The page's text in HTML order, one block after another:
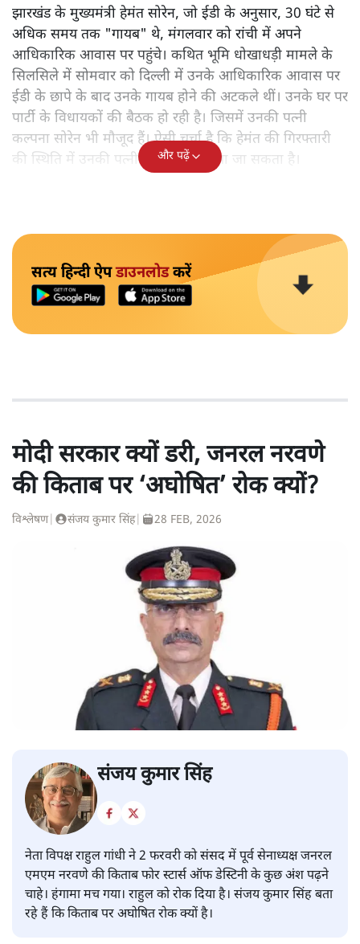
झारखंड के मुख्यमंत्री हेमंत सोरेन, जो ईडी के अनुसार, 30 घंटे से
अधिक समय तक "गायब" थे, मंगलवार को रांची में अपने
आधिकारिक आवास पर पहुंचे। कथित भूमि धोखाधड़ी मामले के
सिलसिले में सोमवार को दिल्ली में उनके आधिकारिक आवास पर
ईडी के छापे के बाद उनके गायब होने की अटकले थीं। उनके घर पर
पार्टी के विधायकों की बैठक हो रही है। जिसमें उनकी पत्नी
कल्पना सोरेन भी मौजूद हैं। ऐसी चर्चा है कि हेमंत की गिरफ्तारी
की स्थिति में उनकी पत्नी को सीएम बनाया जा सकता है।
और पढ़ें
सत्य हिन्दी ऐपडाउनलोडकरें
मोदी सरकार क्यों डरी, जनरल नरवणे
की किताब पर ‘अघोषित’ रोक क्यों?
विश्लेषण| संजय कुमार सिंह| 28 FEB, 2026
संजय कुमार सिंह
नेता विपक्ष राहुल गांधी ने 2 फरवरी को संसद में पूर्व सेनाध्यक्ष जनरल
एमएम नरवणे की किताब फोर स्टार्स ऑफ डेस्टिनी के कुछ अंश पढ़ने
चाहे। हंगामा मच गया। राहुल को रोक दिया है। संजय कुमार सिंह बता
रहे हैं कि किताब पर अघोषित रोक क्यों है।